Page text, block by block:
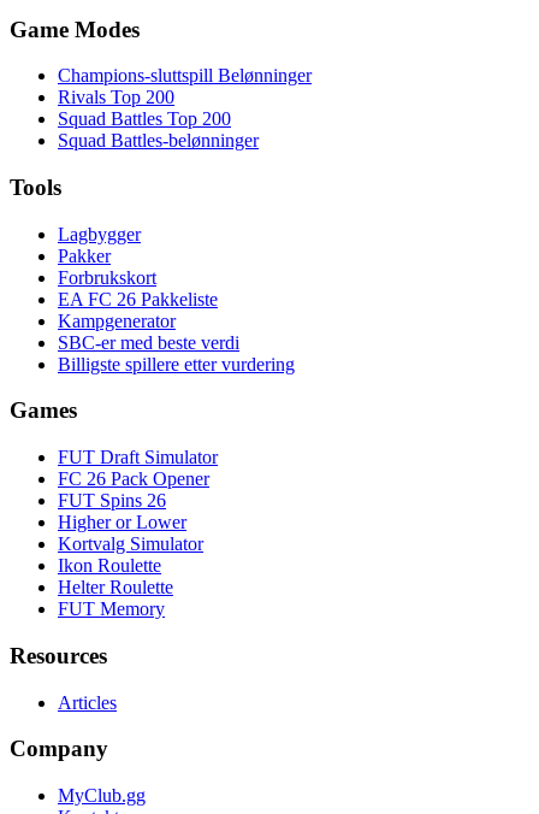
Game Modes
Champions-sluttspill Belønninger
Rivals Top 200
Squad Battles Top 200
Squad Battles-belønninger
Tools
Lagbygger
Pakker
Forbrukskort
EA FC 26 Pakkeliste
Kampgenerator
SBC-er med beste verdi
Billigste spillere etter vurdering
Games
FUT Draft Simulator
FC 26 Pack Opener
FUT Spins 26
Higher or Lower
Kortvalg Simulator
Ikon Roulette
Helter Roulette
FUT Memory
Resources
Articles
Company
MyClub.gg